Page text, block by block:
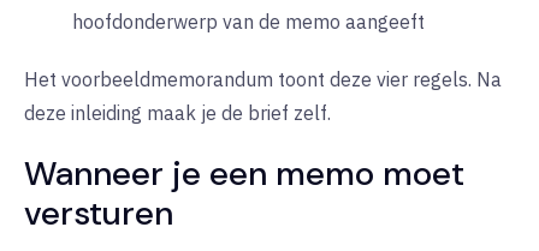
hoofdonderwerp van de memo aangeeft
Het voorbeeldmemorandum toont deze vier regels. Na
deze inleiding maak je de brief zelf.
Wanneer je een memo moet
versturen